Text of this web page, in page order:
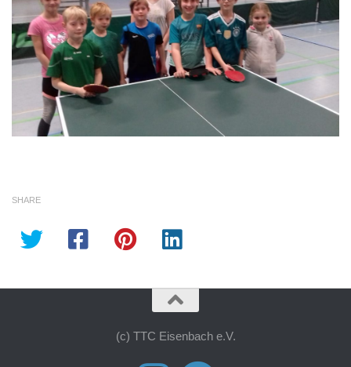
SHARE
(c) TTC Eisenbach e.V.